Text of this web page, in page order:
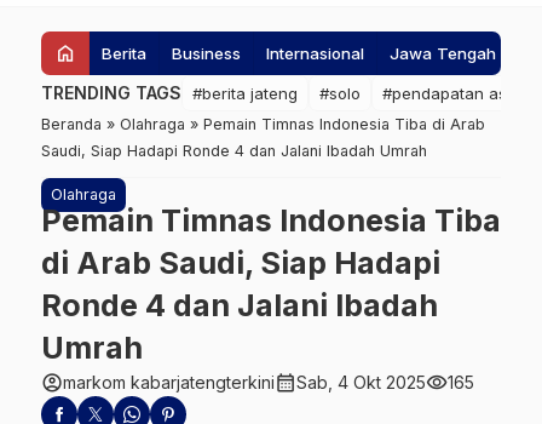
home Berita Business Internasional Jawa Tengah
TRENDING TAGS #berita jateng #solo #pendapatan asli
Beranda » Olahraga » Pemain Timnas Indonesia Tiba di Arab
Saudi, Siap Hadapi Ronde 4 dan Jalani Ibadah Umrah
Olahraga
Pemain Timnas Indonesia Tiba
di Arab Saudi, Siap Hadapi
Ronde 4 dan Jalani Ibadah
Umrah
account_circlemarkom kabarjatengterkinicalendar_monthSab, 4 Okt 2025visibility165